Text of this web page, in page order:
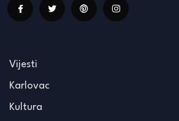
Vijesti
Karlovac
Kultura